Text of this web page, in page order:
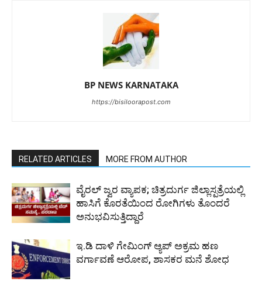
BP NEWS KARNATAKA
https://bisiloorapost.com
RELATED ARTICLES MORE FROM AUTHOR
ವೈರಲ್ ಜ್ವರ ವ್ಯಾಪಕ; ಚಿತ್ರದುರ್ಗ ಜಿಲ್ಲಾಸ್ಪತ್ರೆಯಲ್ಲಿ
ಹಾಸಿಗೆ ಕೊರತೆಯಿಂದ ರೋಗಿಗಳು ತೊಂದರೆ
ಅನುಭವಿಸುತ್ತಿದ್ದಾರೆ
ಇ.ಡಿ ದಾಳಿ ಗೇಮಿಂಗ್ ಆ್ಯಪ್ ಅಕ್ರಮ ಹಣ
ವರ್ಗಾವಣೆ ಆರೋಪ, ಶಾಸಕರ ಮನೆ ಶೋಧ